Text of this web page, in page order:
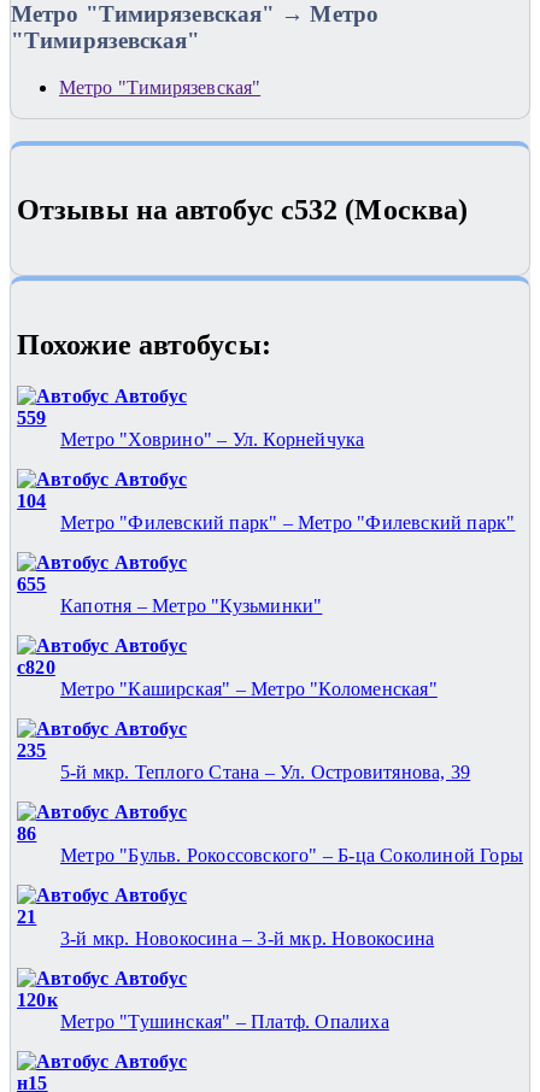
Метро "Тимирязевская" → Метро
"Тимирязевская"
Метро "Тимирязевская"
Отзывы на автобус с532 (Москва)
Похожие автобуcы:
Автобус
559
Метро "Ховрино" – Ул. Корнейчука
Автобус
104
Метро "Филевский парк" – Метро "Филевский парк"
Автобус
655
Капотня – Метро "Кузьминки"
Автобус
с820
Метро "Каширская" – Метро "Коломенская"
Автобус
235
5-й мкр. Теплого Стана – Ул. Островитянова, 39
Автобус
86
Метро "Бульв. Рокоссовского" – Б-ца Соколиной Горы
Автобус
21
3-й мкр. Новокосина – 3-й мкр. Новокосина
Автобус
120к
Метро "Тушинская" – Платф. Опалиха
Автобус
н15